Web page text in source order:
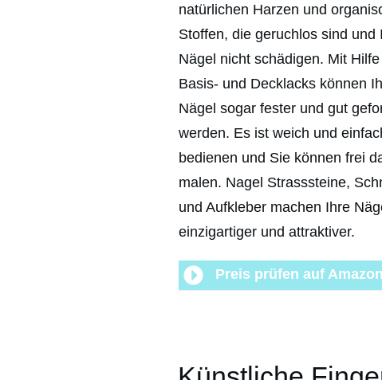
natürlichen Harzen und
Stoffen, die geruchlos sind und
Nägel nicht schädigen. Mit
Basis- und Decklacks können
Nägel sogar fester und gut
werden. Es ist weich und
bedienen und Sie können frei
malen. Nagel Strasssteine,
und Aufkleber machen Ihre
einzigartiger und attraktiver.
Preis prüfen auf